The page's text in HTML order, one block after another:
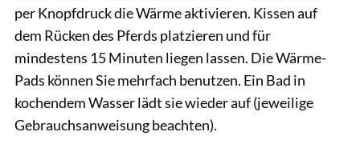
per Knopfdruck die Wärme aktivieren. Kissen auf
dem Rücken des Pferds platzieren und für
mindestens 15 Minuten liegen lassen. Die Wärme-
Pads können Sie mehrfach benutzen. Ein Bad in
kochendem Wasser lädt sie wieder auf (jeweilige
Gebrauchsanweisung beachten).